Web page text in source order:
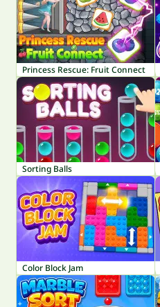
Princess Rescue: Fruit Connect
Sorting Balls
Color Block Jam